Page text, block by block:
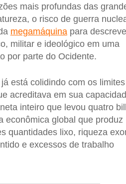
mais profundas das
o risco de guerra
megamáquinapara
militar e ideológico em uma
por parte do Ocidente.
está colidindo com os limites
acreditava em sua
inteiro que levou quatro
econômica global que produz
quantidades lixo, riqueza
e excessos de trabalho